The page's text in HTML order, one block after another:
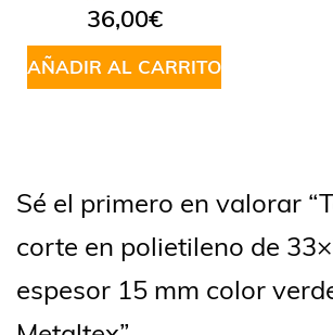
Valorado
en
1.00
de
5
36,00€
AÑADIR AL CARRITO
Sé el primero en valorar
corte en polietileno de
espesor 15 mm color